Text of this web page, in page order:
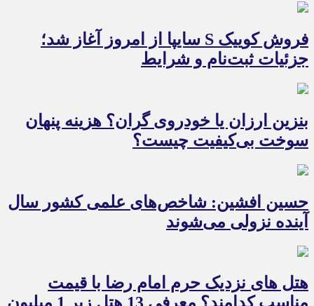
فروش کوییک S سایپا از امروز آغاز شد؛
جزئیات ثبت‌نام و شرایط
بنزین ارزان یا خودروی گران؟ هزینه پنهان
سوخت بی‌کیفیت چیست؟
حسین افشین: شاخص‌های علمی کشور سال
آینده نزولی می‌شوند
هتل های نزدیک حرم امام رضا با قیمت